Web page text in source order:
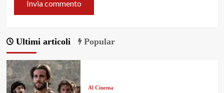
Ultimi articoli Popular
Al Cinema